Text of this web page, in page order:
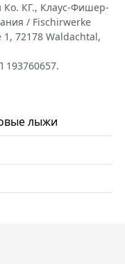
КГ., Клаус-Фишер-
/ Fischirwerke
1, 72178 Waldachtal,
лыжи